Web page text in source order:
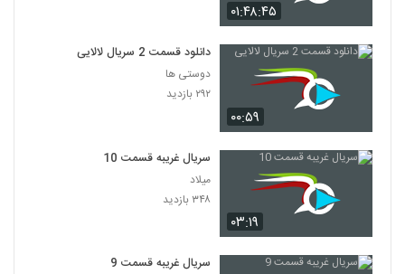
۰۱:۴۸:۴۵
۰۰:۵۹
دانلود قسمت 2 سریال لالایی
دوستی ها
۲۹۲ بازدید
۰۳:۱۹
سریال غریبه قسمت 10
میلاد
۳۴۸ بازدید
سریال غریبه قسمت 9